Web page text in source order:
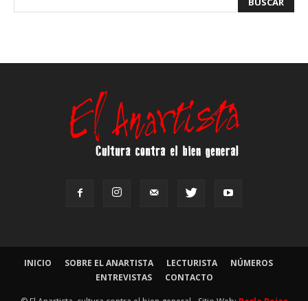
INICIO SOBRE EL ANARTISTA LECTURISTA
NÚMEROS
ENTREVISTAS
CONTACTO